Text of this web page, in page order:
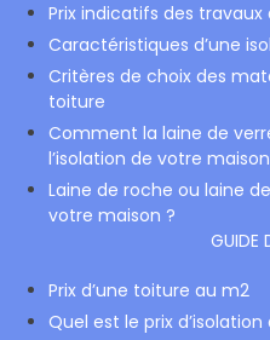
Prix indicatifs des travaux
Caractéristiques d’une
Critères de choix des
toiture
Comment la laine de
l’isolation de votre
Laine de roche ou laine
votre maison ?
GUIDE
Prix d’une toiture au m2
Quel est le prix